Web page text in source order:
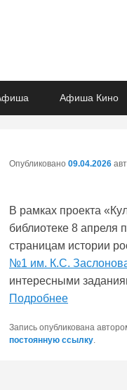
Афиша Кино
Опубликовано 09.04.2026
В рамках проекта
библиотеке 8 апреля
страницам истории
№1 им. К.С.
интересными
Подробнее
Запись опубликована
постоянную ссылку